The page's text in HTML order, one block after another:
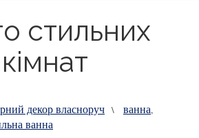
стильних
декор власноруч \ ванна,
ванна